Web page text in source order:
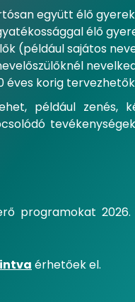
együtt élő
élő
(például sajátos
éves korig
például zenés,
programokat 2026.
érhetőek el.